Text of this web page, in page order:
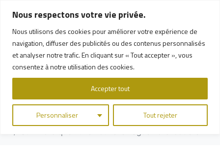
Nous respectons votre vie privée.
Nous utilisons des cookies pour améliorer votre expérience de
navigation, diffuser des publicités ou des contenus personnalisés
et analyser notre trafic. En cliquant sur « Tout accepter », vous
consentez à notre utilisation des cookies.
Personnaliser Tout rejeter
Accepter tout
Surf nordique : une
nouvelle vague nord-
côtière
La tribune